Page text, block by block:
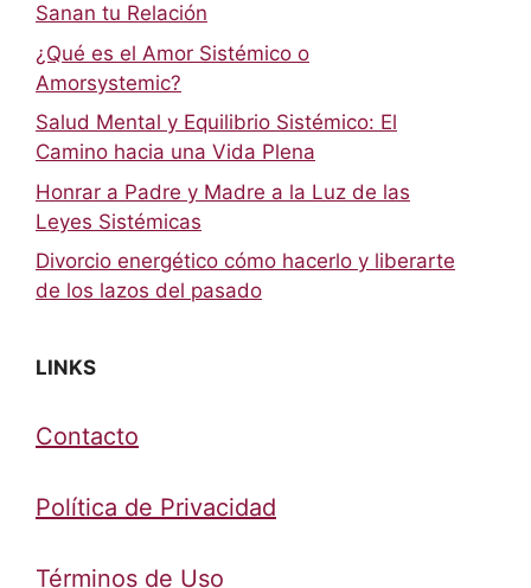
Sanan tu Relación
¿Qué es el Amor Sistémico o
Amorsystemic?
Salud Mental y Equilibrio Sistémico: El
Camino hacia una Vida Plena
Honrar a Padre y Madre a la Luz de las
Leyes Sistémicas
Divorcio energético cómo hacerlo y liberarte
de los lazos del pasado
LINKS
Contacto
Política de Privacidad
Términos de Uso